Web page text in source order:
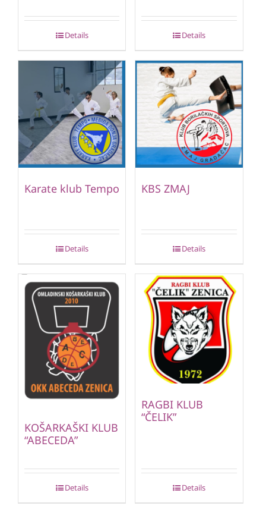
Details Details
Karate klub Tempo
Details
KBS ZMAJ
Details
KOŠARKAŠKI KLUB
“ABECEDA”
Details
RAGBI KLUB
“ČELIK”
Details